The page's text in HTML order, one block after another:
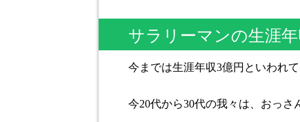
サラリーマンの生涯
今までは生涯年収3億円といわれ
今20代から30代の我々は、おっさ